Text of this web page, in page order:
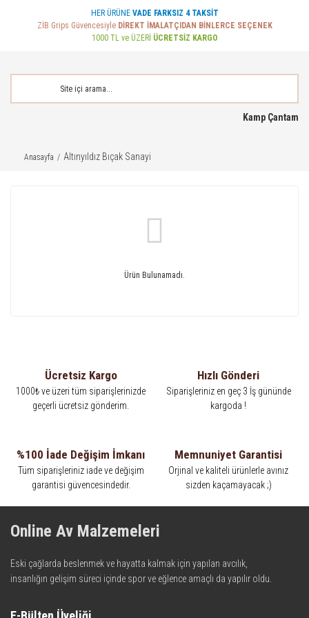
HER ÜRÜNE VADE FARKSIZ 4 TAKSİT
ZİB Grips Güvencesiyle DİREKT İMALATÇIDAN BİNLERCE SEÇENEK
1000 TL ve ÜZERİ ÜCRETSİZ KARGO
Kamp Çantam
Anasayfa Altınyıldız Bıçak Sanayi
Ürün Bulunamadı.
Ücretsiz Kargo
1000₺ ve üzeri tüm siparişlerinizde
geçerli ücretsiz gönderim.
Hızlı Gönderi
Siparişleriniz en geç 3 İş gününde
kargoda !
%100 İade Değişim İmkanı
Tüm siparişleriniz iade ve değişim
garantisi güvencesindedir.
Memnuniyet Garantisi
Orjinal ve kaliteli ürünlerle avınız
sizden kaçamayacak ;)
Online Av Malzemeleri
Eski çağlarda beslenmek ve hayatta kalmak için yapılan avcılık,
insanlığın gelişim süreci içinde spor ve eğlence amaçlı da yapılır oldu.
teknolojinin dokunuşuyla av malzemelerinde en iyisini meydana